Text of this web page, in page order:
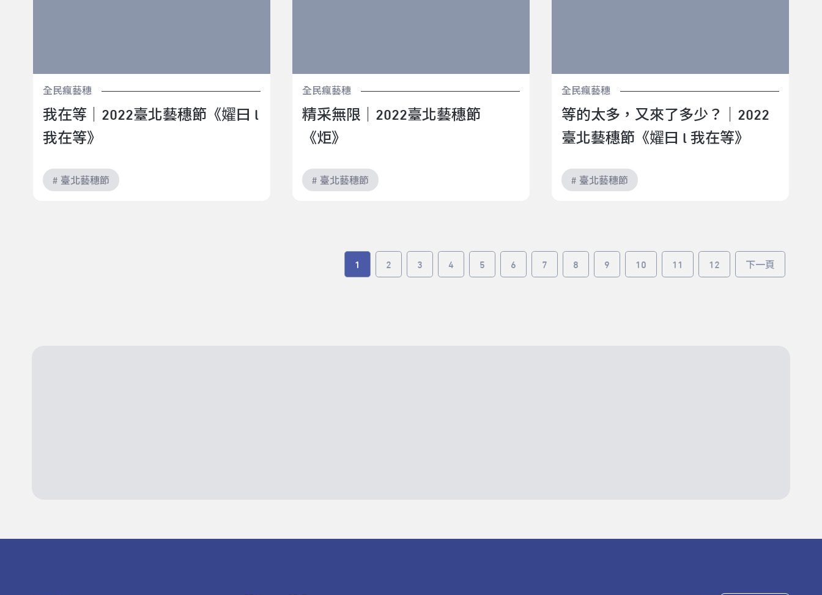
全民瘋藝穗
我在等｜2022臺北藝穗節《嬥曰 l
我在等》
# 臺北藝穗節
全民瘋藝穗
精采無限｜2022臺北藝穗節
《炬》
# 臺北藝穗節
全民瘋藝穗
等的太多，又來了多少？｜2022
臺北藝穗節《嬥曰 l 我在等》
# 臺北藝穗節
1 2 3 4 5 6 7 8 9 10 11 12 下一頁